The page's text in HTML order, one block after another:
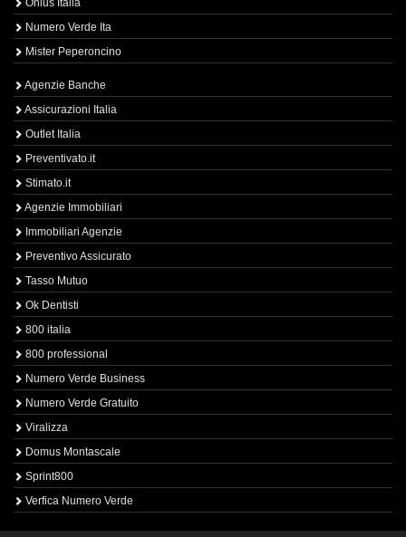
Onlus Italia
Numero Verde Ita
Mister Peperoncino
Agenzie Banche
Assicurazioni Italia
Outlet Italia
Preventivato.it
Stimato.it
Agenzie Immobiliari
Immobiliari Agenzie
Preventivo Assicurato
Tasso Mutuo
Ok Dentisti
800 italia
800 professional
Numero Verde Business
Numero Verde Gratuito
Viralizza
Domus Montascale
Sprint800
Verfica Numero Verde